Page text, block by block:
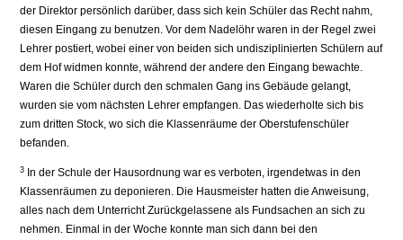
der Direktor persönlich darüber, dass sich kein Schüler das Recht nahm,
diesen Eingang zu benutzen. Vor dem Nadelöhr waren in der Regel zwei
Lehrer postiert, wobei einer von beiden sich undisziplinierten Schülern auf
dem Hof widmen konnte, während der andere den Eingang bewachte.
Waren die Schüler durch den schmalen Gang ins Gebäude gelangt,
wurden sie vom nächsten Lehrer empfangen. Das wiederholte sich bis
zum dritten Stock, wo sich die Klassenräume der Oberstufenschüler
befanden.
3 In der Schule der Hausordnung war es verboten, irgendetwas in den
Klassenräumen zu deponie­ren. Die Hausmeister hatten die Anweisung,
alles nach dem Unterricht Zurückgelassene als Fund­sachen an sich zu
nehmen. Einmal in der Woche konnte man sich dann bei den